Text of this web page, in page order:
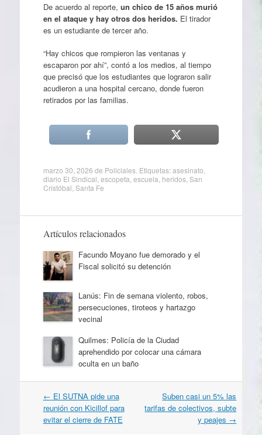
De acuerdo al reporte, un chico de 15 años murió
en el ataque y hay otros dos heridos. El tirador
es un estudiante de tercer año.
“Hay chicos que rompieron las ventanas y
escaparon por ahí”, contó a los medios, al tiempo
que precisó que los estudiantes que lograron salir
acudieron a una hospital cercano, donde fueron
retirados por las familias.
marzo 30, 2026 de Policiales. Etiquetas:asesinato
diario El Sindical escopeta escuela heridos, San
Cristóbal Santa Fe
Artículos relacionados
Facundo Moyano fue demorado y el
Fiscal solicitó su detención
Lanús: Fin de semana violento, robos,
persecuciones, tiroteos y hartazgo
vecinal
Quilmes: Policía de la Ciudad
aprehendido por colocar una cámara
oculta en un baño
Navegación
por
artículos
← El SUTNA pide una
reunión con Kicillof para
evitar el cierre de FATE
Suben casi un 5% las
tarifas de colectivos, subte
y peajes →